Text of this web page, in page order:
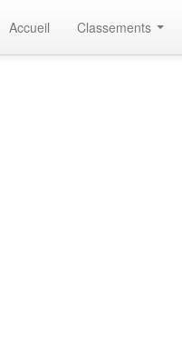
Accueil Classements